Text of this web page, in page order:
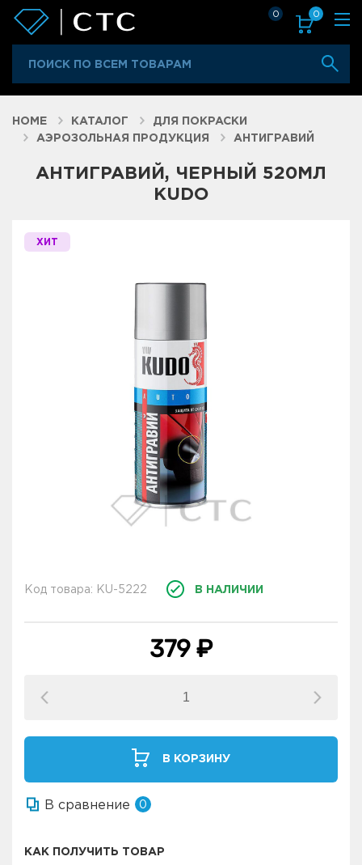
0 0
HOME КАТАЛОГ
ДЛЯ ПОКРАСКИ
АЭРОЗОЛЬНАЯ ПРОДУКЦИЯ
АНТИГРАВИЙ
АНТИГРАВИЙ, ЧЕРНЫЙ 520МЛ
KUDO
ХИТ
Код товара: KU-5222 В НАЛИЧИИ
379 ₽
В КОРЗИНУ
В сравнение 0
КАК ПОЛУЧИТЬ ТОВАР